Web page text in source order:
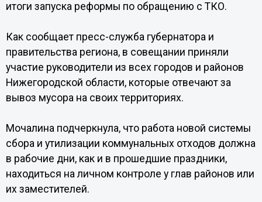
итоги запуска реформы по обращению с ТКО.
Как сообщает пресс-служба губернатора и
правительства региона, в совещании приняли
участие руководители из всех городов и районов
Нижегородской области, которые отвечают за
вывоз мусора на своих территориях.
Мочалина подчеркнула, что работа новой системы
сбора и утилизации коммунальных отходов должна
в рабочие дни, как и в прошедшие праздники,
находиться на личном контроле у глав районов или
их заместителей.